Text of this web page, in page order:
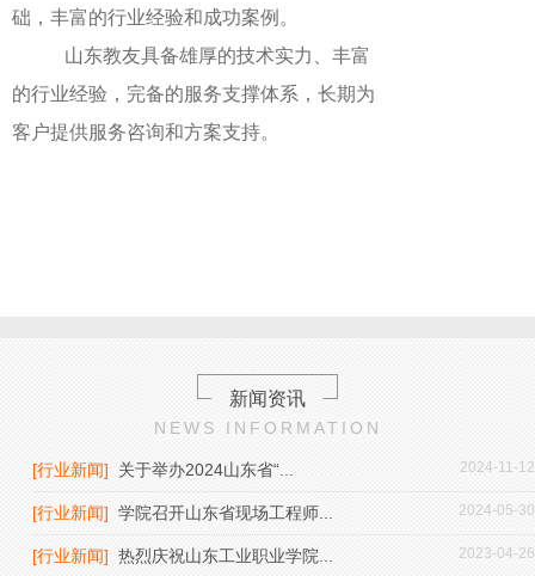
础，丰富的行业经验和成功案例。
山东教友具备雄厚的技术实力、丰富
的行业经验，完备的服务支撑体系，长期为
客户提供服务咨询和方案支持。
新闻资讯
NEWS INFORMATION
[行业新闻] 关于举办2024山东省“... 2024-11-12
[行业新闻] 学院召开山东省现场工程师... 2024-05-30
[行业新闻] 热烈庆祝山东工业职业学院... 2023-04-26